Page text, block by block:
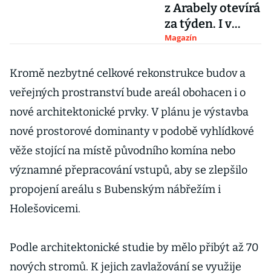
z Arabely otevírá
za týden. I v
rekonstrukci
novinky
Magazín
Kromě nezbytné celkové rekonstrukce budov a
veřejných prostranství bude areál obohacen i o
nové architektonické prvky. V plánu je výstavba
nové prostorové dominanty v podobě vyhlídkové
věže stojící na místě původního komína nebo
významné přepracování vstupů, aby se zlepšilo
propojení areálu s Bubenským nábřežím i
Holešovicemi.
Podle architektonické studie by mělo přibýt až 70
nových stromů. K jejich zavlažování se využije